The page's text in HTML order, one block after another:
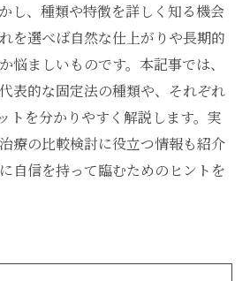
し、種類や特徴を詳しく知る機会
を選べば自然な仕上がりや長期的
悩ましいものです。本記事では、
表的な固定法の種類や、それぞれ
トを分かりやすく解説します。実
療の比較検討に役立つ情報も紹介
自信を持って臨むためのヒントを